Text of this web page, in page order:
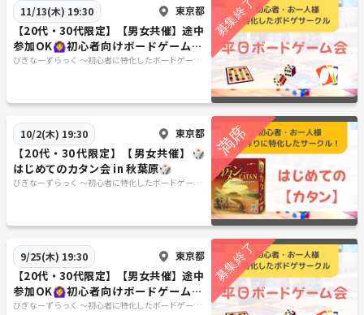
11/13(木) 19:30 東京都
【20代・30代限定】【男女共催】途中
参加OK🙆‍♀️初心者向けボードゲーム会
@秋葉原のボドゲカフェ
びぎなーずらっく ～初心者に特化したボードゲーム
10/2(木) 19:30 東京都
【20代・30代限定】【男女共催】🎲
はじめてのカタン会 in 秋葉原🎲
びぎなーずらっく ～初心者に特化したボードゲーム
9/25(木) 19:30 東京都
【20代・30代限定】【男女共催】途中
参加OK🙆‍♀️初心者向けボードゲーム会
@秋葉原のボドゲカフェ
びぎなーずらっく ～初心者に特化したボードゲーム